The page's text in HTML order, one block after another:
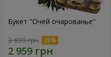
Букет "Очей очарованье"
3 699 грн